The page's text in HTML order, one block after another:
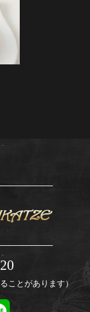
ことがあります）